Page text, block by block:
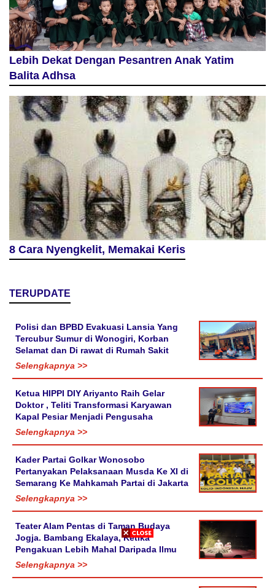
Lebih Dekat Dengan Pesantren Anak Yatim
Balita Adhsa
8 Cara Nyengkelit, Memakai Keris
TERUPDATE
Polisi dan BPBD Evakuasi Lansia Yang
Tercubur Sumur di Wonogiri, Korban
Selamat dan Di rawat di Rumah Sakit
Selengkapnya >>
Ketua HIPPI DIY Ariyanto Raih Gelar
Doktor , Teliti Transformasi Karyawan
Kapal Pesiar Menjadi Pengusaha
Selengkapnya >>
Kader Partai Golkar Wonosobo
Pertanyakan Pelaksanaan Musda Ke XI di
Semarang Ke Mahkamah Partai di Jakarta
Selengkapnya >>
Teater Alam Pentas di Taman Budaya
Jogja. Bambang Ekalaya, Ketika
Pengakuan Lebih Mahal Daripada Ilmu
Selengkapnya >>